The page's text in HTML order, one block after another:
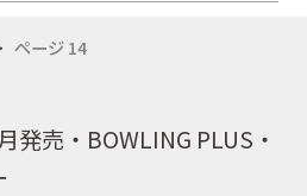
ページ 14
発売・BOWLING PLUS・